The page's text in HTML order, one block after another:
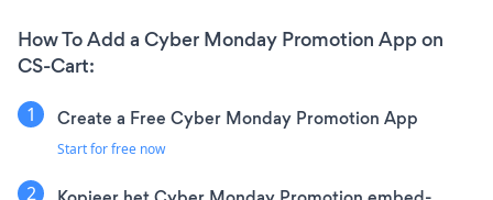
How To Add a Cyber Monday Promotion App on
CS-Cart:
Create a Free Cyber Monday Promotion App
Start for free now